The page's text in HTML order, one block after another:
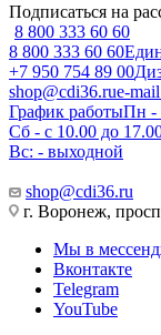
Подписаться на
8 800 333 60 60
8 800 333 60 60
+7 950 754 89 00
shop@cdi36.rue-
График работыПн -
Сб - с 10.00 до
Вс: - выходной
shop@cdi36.ru
г. Воронеж,
Мы в
Вконтакте
Telegram
YouTube